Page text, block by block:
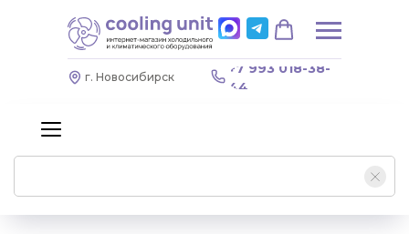
+7 993 018-38-
44
г. Новосибирск